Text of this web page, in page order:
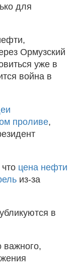
для
Ормузский
уже в
война в
проливе,
цена нефти
из-за
в
важного,